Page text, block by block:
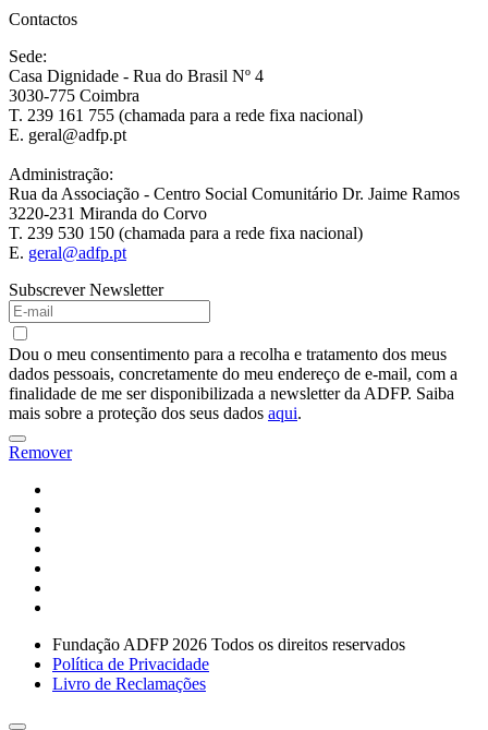
Contactos
Sede:
Casa Dignidade - Rua do Brasil Nº 4
3030-775 Coimbra
T. 239 161 755 (chamada para a rede fixa nacional)
E. geral@adfp.pt
Administração:
Rua da Associação - Centro Social Comunitário Dr. Jaime Ramos
3220-231 Miranda do Corvo
T. 239 530 150 (chamada para a rede fixa nacional)
E. geral@adfp.pt
Subscrever Newsletter
Dou o meu consentimento para a recolha e tratamento dos meus
dados pessoais, concretamente do meu endereço de e-mail, com a
finalidade de me ser disponibilizada a newsletter da ADFP. Saiba
mais sobre a proteção dos seus dados aqui.
Remover
Fundação ADFP 2026 Todos os direitos reservados
Política de Privacidade
Livro de Reclamações